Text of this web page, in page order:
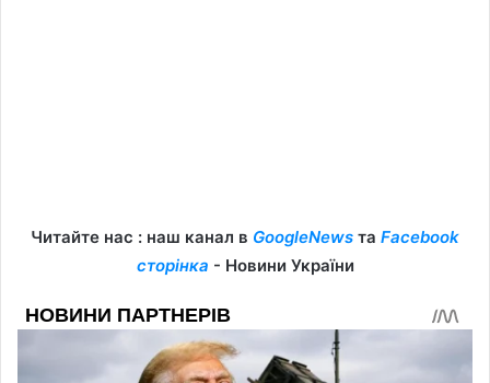
Читайте нас : наш канал в GoogleNews та Facebook
сторінка - Новини України